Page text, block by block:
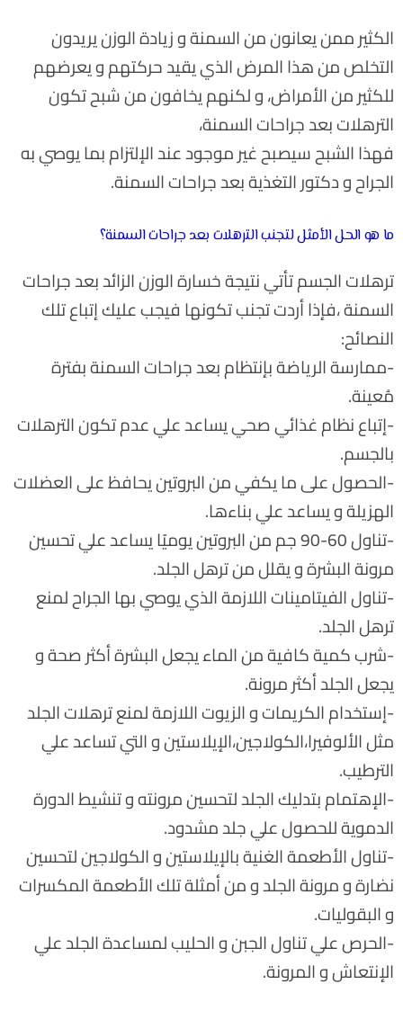
الكثير ممن يعانون من السمنة و زيادة الوزن يريدون
التخلص من هذا المرض الذي يقيد حركتهم و يعرضهم
للكثير من الأمراض، و لكنهم يخافون من شبح تكون
الترهلات بعد جراحات السمنة،
فهذا الشبح سيصبح غير موجود عند الإلتزام بما يوصي به
الجراح و دكتور التغذية بعد جراحات السمنة.
ما هو الحل الأمثل لتجنب الترهلات بعد جراحات السمنة؟
ترهلات الجسم تأتي نتيجة خسارة الوزن الزائد بعد جراحات
السمنة ،فإذا أردت تجنب تكونها فيجب عليك إتباع تلك
النصائح:
-ممارسة الرياضة بإنتظام بعد جراحات السمنة بفترة
مُعينة.
-إتباع نظام غذائي صحي يساعد علي عدم تكون الترهلات
بالجسم.
-الحصول على ما يكفي من البروتين يحافظ على العضلات
الهزيلة و يساعد علي بناءها.
-تناول 60-90 جم من البروتين يوميًا يساعد علي تحسين
مرونة البشرة و يقلل من ترهل الجلد.
-تناول الفيتامينات اللازمة الذي يوصي بها الجراح لمنع
ترهل الجلد.
-شرب كمية كافية من الماء يجعل البشرة أكثر صحة و
يجعل الجلد أكثر مرونة.
-إستخدام الكريمات و الزيوت اللازمة لمنع ترهلات الجلد
مثل الألوفيرا،الكولاجين،الإيلاستين و التي تساعد علي
الترطيب.
-الإهتمام بتدليك الجلد لتحسين مرونته و تنشيط الدورة
الدموية للحصول علي جلد مشدود.
-تناول الأطعمة الغنية بالإيلاستين و الكولاجين لتحسين
نضارة و مرونة الجلد و من أمثلة تلك الأطعمة المكسرات
و البقوليات.
-الحرص علي تناول الجبن و الحليب لمساعدة الجلد علي
الإنتعاش و المرونة.